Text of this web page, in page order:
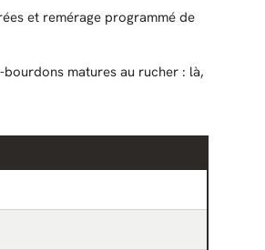
et remérage programmé de
matures au rucher : là,